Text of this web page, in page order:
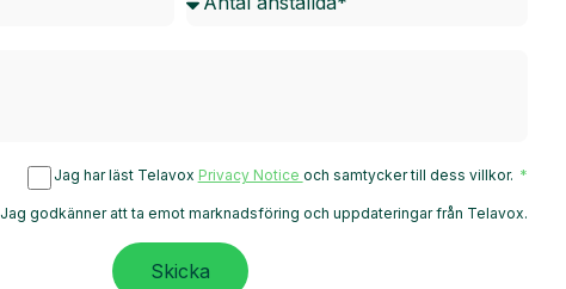
Jag har läst Telavox Privacy Notice och samtycker till dess villkor.
Jag godkänner att ta emot marknadsföring och uppdateringar från Telavox.
Skicka